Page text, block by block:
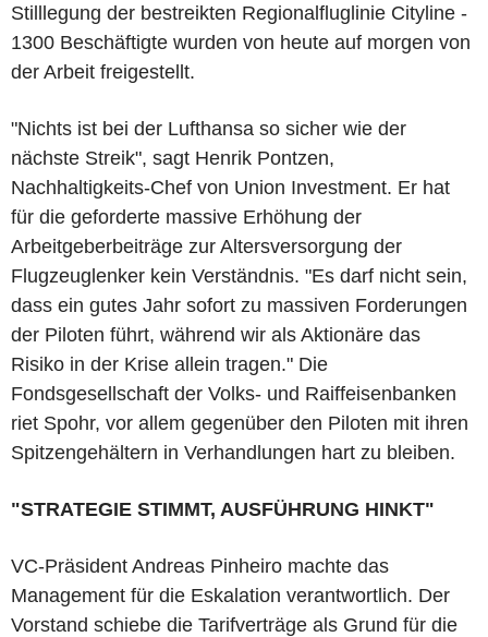
Stilllegung der bestreikten Regionalfluglinie Cityline -
1300 Beschäftigte wurden von heute auf morgen von
der Arbeit freigestellt.
"Nichts ist bei der Lufthansa so sicher wie der
nächste Streik", sagt Henrik Pontzen,
Nachhaltigkeits-Chef von Union Investment. Er hat
für die geforderte massive Erhöhung der
Arbeitgeberbeiträge zur Altersversorgung der
Flugzeuglenker kein Verständnis. "Es darf nicht sein,
dass ein gutes Jahr sofort zu massiven Forderungen
der Piloten führt, während wir als Aktionäre das
Risiko in der Krise allein tragen." Die
Fondsgesellschaft der Volks- und Raiffeisenbanken
riet Spohr, vor allem gegenüber den Piloten mit ihren
Spitzengehältern in Verhandlungen hart zu bleiben.
"STRATEGIE STIMMT, AUSFÜHRUNG HINKT"
VC-Präsident Andreas Pinheiro machte das
Management für die Eskalation verantwortlich. Der
Vorstand schiebe die Tarifverträge als Grund für die